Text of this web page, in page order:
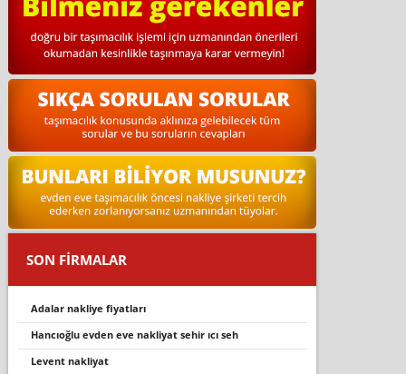
SON FİRMALAR
adalar nakliye fiyatları
hancioğlu evden eve nakli̇yat sehi̇r ici seh
levent nakliyat